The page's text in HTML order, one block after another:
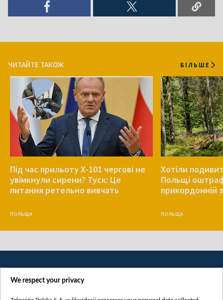
ЧИТАЙТЕ ТАКОЖ БІЛЬШЕ
Під час прильоту Х-101 чергові не
увімкнули сирени? Туск: Це
питання ретельно вивчать
ПОЛЬЩА
Хотіли
Польщі
прикордонній
ПОЛЬЩА
We respect your privacy